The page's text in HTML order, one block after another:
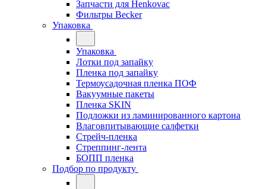
Запчасти для Henkovac
Фильтры Becker
Упаковка
Упаковка
Лотки под запайку
Пленка под запайку
Термоусадочная пленка ПОФ
Вакуумные пакеты
Пленка SKIN
Подложки из ламинированного картона
Влаговпитывающие салфетки
Стрейч-пленка
Стреппинг-лента
БОПП пленка
Подбор по продукту